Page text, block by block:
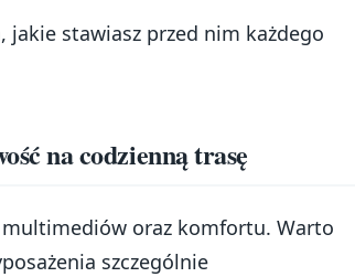
stawiasz przed nim każdego
na codzienną trasę
oraz komfortu. Warto
szczególnie